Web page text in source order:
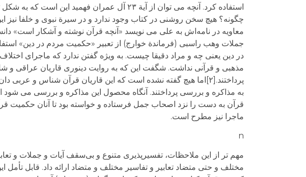
استفاده کرد. آنچه می توان از آیة ۲۳ آل عمران
چگونه؟ هیچ سخن روشنی در کتاب وجود ندارد و در سیرة نبوی و خلفا نیز
معاویه در نامه‌اش به علی می نویسد «آنچه قرآن نوشته و آشکار است»
در دین یعنی چه و مراد دقیقا چیست. به ویژه گفتن ندارد که ماجرای
مذهبی و قرآنی نداشت. شگفت این که به روایت دینوری قاریان عراقی و
پرداختند.[۲]اما هیچ گفته نشده است که این قاریان قرآن شناس و
به مذاکره و بررسی پرداختند. آنگاه محصول این مذاکره و بررسی می شود
قرآن به دست را نزد اصحاب جمل فرستاده و خواسته بود تا آنان حکمیت
ماجرا نیز مطرح است.
n
مهم تر از این ملاحظات، تفسیرپذیری متنوع و بی‌سقف آیات و جملات و
مختلف و حتی متضاد تعابیر و تفاسیر مختلف و متضاد ارائه داد. قابل